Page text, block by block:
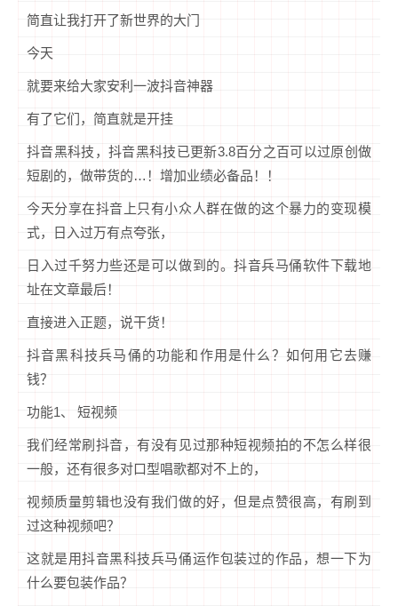
简直让我打开了新世界的大门
今天
就要来给大家安利一波抖音神器
有了它们，简直就是开挂
抖音黑科技，抖音黑科技已更新3.8百分之百可以过原创做
短剧的，做带货的…！增加业绩必备品！！
今天分享在抖音上只有小众人群在做的这个暴力的变现模
式，日入过万有点夸张，
日入过千努力些还是可以做到的。抖音兵马俑软件下载地
址在文章最后！
直接进入正题，说干货！
抖音黑科技兵马俑的功能和作用是什么？如何用它去赚
钱？
功能1、 短视频
我们经常刷抖音，有没有见过那种短视频拍的不怎么样很
一般，还有很多对口型唱歌都对不上的，
视频质量剪辑也没有我们做的好，但是点赞很高，有刷到
过这种视频吧？
这就是用抖音黑科技兵马俑运作包装过的作品，想一下为
什么要包装作品？